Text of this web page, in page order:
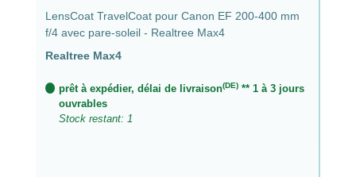
LensCoat TravelCoat pour Canon EF 200-400 mm
f/4 avec pare-soleil - Realtree Max4
Realtree Max4
prêt à expédier, délai de livraison(DE)** 1 à 3 jours
ouvrables
Stock restant: 1